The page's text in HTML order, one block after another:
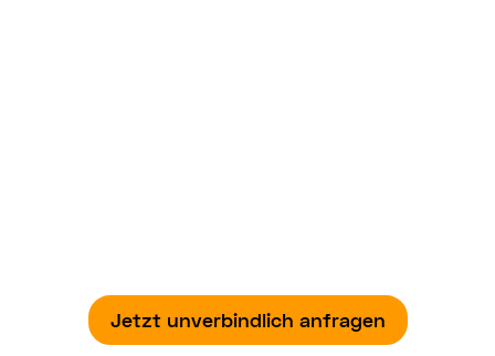
Jetzt unverbindlich anfragen